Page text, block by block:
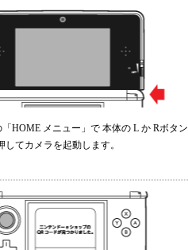
HOME メニュー」で 本体の L か Rボタ
してカメラを起動します。